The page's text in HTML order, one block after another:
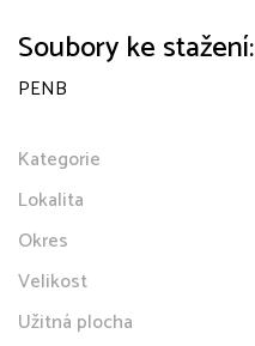
Soubory ke stažení:
PENB
Kategorie
Lokalita
Okres
Velikost
Užitná plocha